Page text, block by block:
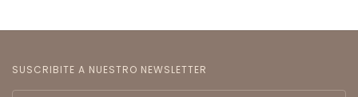
SUSCRIBITE A NUESTRO NEWSLETTER